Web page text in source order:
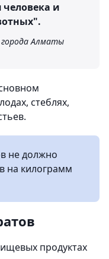
и
Алматы
стеблях,
не должно
на килограмм
продуктах